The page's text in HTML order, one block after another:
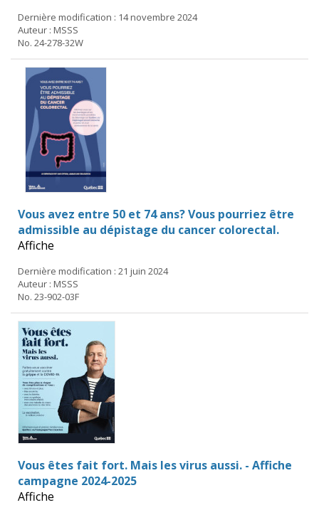
Dernière modification : 14 novembre 2024
Auteur : MSSS
No. 24-278-32W
Vous avez entre 50 et 74 ans? Vous pourriez être
admissible au dépistage du cancer colorectal.
Affiche
Dernière modification : 21 juin 2024
Auteur : MSSS
No. 23-902-03F
Vous êtes fait fort. Mais les virus aussi. - Affiche
campagne 2024-2025
Affiche